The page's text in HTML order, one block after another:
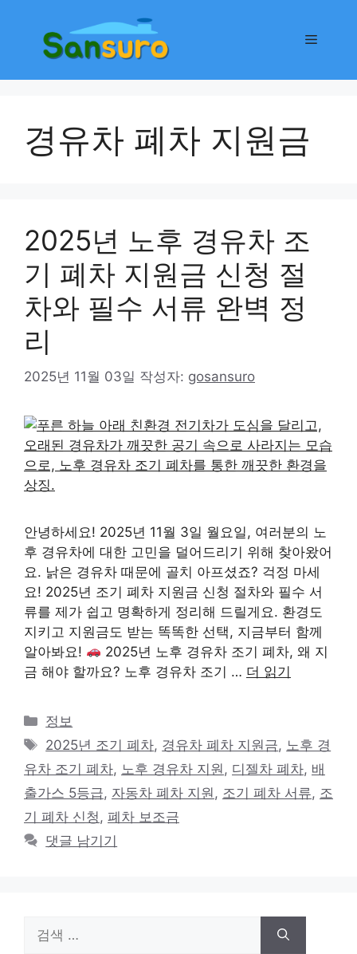
메
경유차 폐차 지원금
2025년 노후 경유차 조
기 폐차 지원금 신청 절
차와 필수 서류 완벽 정
리
2025년 11월 03일 작성자: gosansuro
안녕하세요! 2025년 11월 3일 월요일, 여러분의 노
후 경유차에 대한 고민을 덜어드리기 위해 찾아왔어
요. 낡은 경유차 때문에 골치 아프셨죠? 걱정 마세
요! 2025년 조기 폐차 지원금 신청 절차와 필수 서
류를 제가 쉽고 명확하게 정리해 드릴게요. 환경도
지키고 지원금도 받는 똑똑한 선택, 지금부터 함께
알아봐요!
2025년 노후 경유차 조기 폐차, 왜 지
금 해야 할까요? 노후 경유차 조기 … 더 읽기
카
테
리
정보
태
그
2025년 조기 폐차, 경유차 폐차 지원금, 노후 경
유차 조기 폐차, 노후 경유차 지원 , 디젤차 폐차, 배
출가스 5등급, 자동차 폐차 지원 , 조기 폐차 서류, 조
기 폐차 신청 , 폐차 보조금
댓글 남기기
색: